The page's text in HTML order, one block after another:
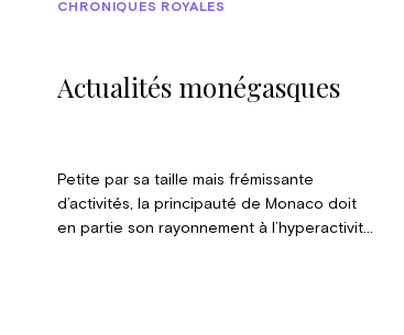
Actualités monégasques
CHRONIQUES ROYALES
Petite par sa taille mais frémissante
d’activités, la principauté de Monaco doit
en partie son rayonnement à l’hyperactivité